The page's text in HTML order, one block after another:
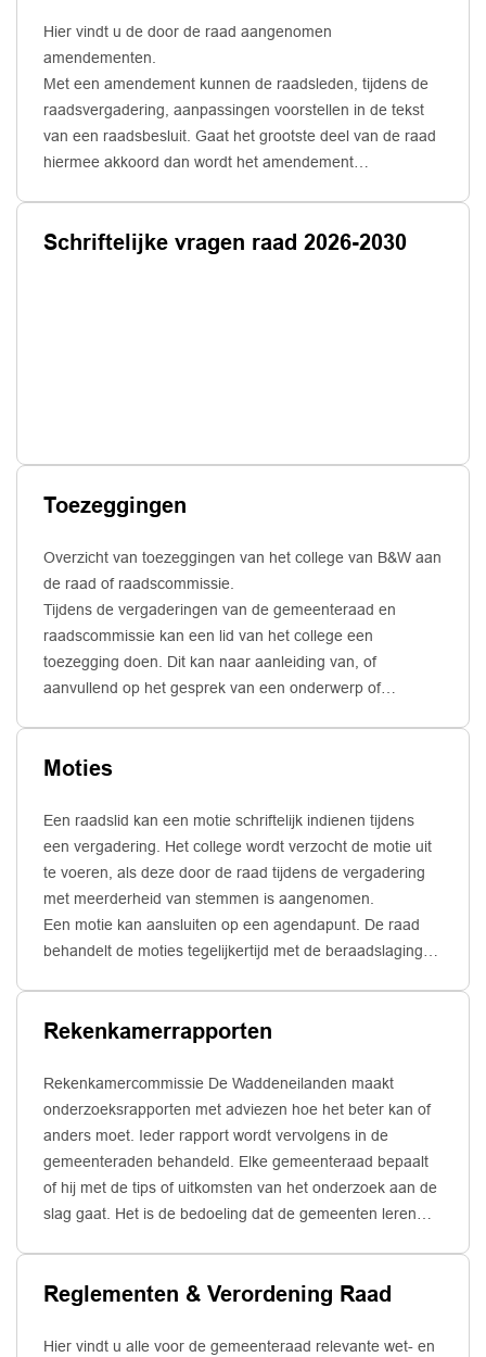
Hier vindt u de door de raad aangenomen
amendementen.
Met een amendement kunnen de raadsleden, tijdens de
raadsvergadering, aanpassingen voorstellen in de tekst
van een raadsbesluit. Gaat het grootste deel van de raad
hiermee akkoord dan wordt het amendement
Schriftelijke vragen raad 2026-2030
Toezeggingen
Overzicht van toezeggingen van het college van B&W aan
de raad of raadscommissie.
Tijdens de vergaderingen van de gemeenteraad en
raadscommissie kan een lid van het college een
toezegging doen. Dit kan naar aanleiding van, of
aanvullend op het gesprek van een onderwerp of
onderdeel van een besluit en worden daarom
Moties
Een raadslid kan een motie schriftelijk indienen tijdens
een vergadering. Het college wordt verzocht de motie uit
te voeren, als deze door de raad tijdens de vergadering
met meerderheid van stemmen is aangenomen.
Een motie kan aansluiten op een agendapunt. De raad
behandelt de moties tegelijkertijd met de beraadslaging
aan de orde van de dag’. De behandeling van deze motie
afgehandeld.
Rekenkamerrapporten
Rekenkamercommissie De Waddeneilanden maakt
onderzoeksrapporten met adviezen hoe het beter kan of
anders moet. Ieder rapport wordt vervolgens in de
gemeenteraden behandeld. Elke gemeenteraad bepaalt
of hij met de tips of uitkomsten van het onderzoek aan de
slag gaat. Het is de bedoeling dat de gemeenten leren
Reglementen & Verordening Raad
Hier vindt u alle voor de gemeenteraad relevante wet- en